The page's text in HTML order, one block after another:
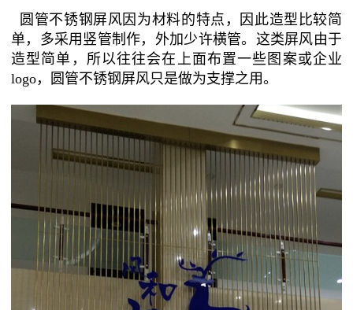
圆管不锈钢屏风因为材料的特点，因此造型比较简
单，多采用竖管制作，外加少许横管。这类屏风由于
造型简单，所以往往会在上面布置一些图案或企业
logo，圆管不锈钢屏风只是做为支撑之用。